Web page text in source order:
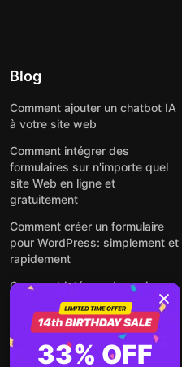
Blog
Comment ajouter un chatbot IA
à votre site web
Comment intégrer des
formulaires sur n'importe quel
site Web en ligne et
gratuitement
Comment créer un formulaire
pour WordPress: simplement et
rapidement
Comment intégrer des avis
Google gratuitement sur un site
web
Comment intégrer une fenêtre
contextuelle sur n'importe quel
33% OFF